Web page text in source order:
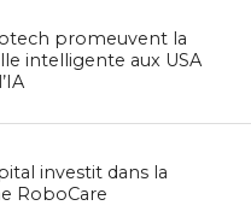
promeuvent la
intelligente aux USA
investit dans la
RoboCare